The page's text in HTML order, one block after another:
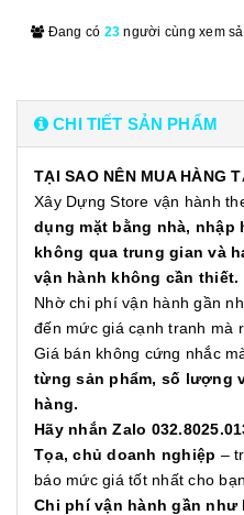
Đang có 23 người cùng xem
CHI TIẾT SẢN PHẨM
TẠI SAO NÊN MUA HÀNG
Xây Dựng Store vận hành
dụng mặt bằng nhà,
không qua trung gian và
vận hành không cần thiết.
Nhờ chi phí vận hành gần
đến mức giá cạnh tranh mà
Giá bán không cứng nhắc
từng sản phẩm, số lượng
hàng.
Hãy nhắn Zalo
Tọa, chủ doanh nghiệp –
báo mức giá tốt nhất cho bạn.
Chi phí vận hành gần như